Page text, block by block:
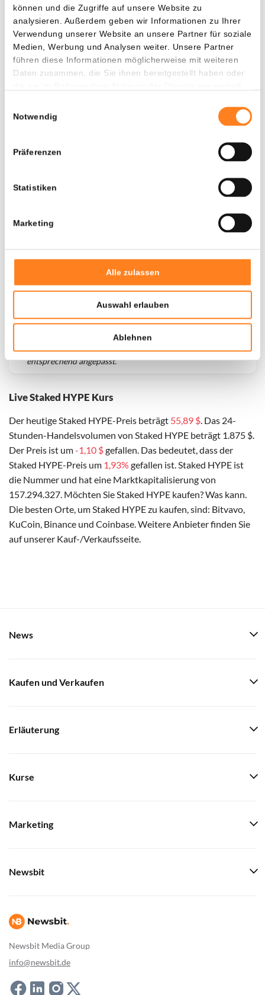
können und die Zugriffe auf unsere Website zu
analysieren. Außerdem geben wir Informationen zu Ihrer
Verwendung unserer Website an unsere Partner für soziale
Medien, Werbung und Analysen weiter. Unsere Partner
führen diese Informationen möglicherweise mit weiteren
Daten zusammen, die Sie ihnen bereitgestellt haben oder
Notwendig
Präferenzen
Statistiken
Marketing
Alle zulassen
Auswahl erlauben
Ablehnen
Live Staked HYPE Kurs
Der heutige Staked HYPE-Preis beträgt 55,89 $. Das 24-
Stunden-Handelsvolumen von Staked HYPE beträgt 1.875 $.
Der Preis ist um-1,10 $gefallen. Das bedeutet, dass der
Staked HYPE-Preis um 1,93% gefallen ist. Staked HYPE ist
die Nummer und hat eine Marktkapitalisierung von
157.294.327. Möchten Sie Staked HYPE kaufen? Was kann.
Die besten Orte, um Staked HYPE zu kaufen, sind: Bitvavo,
KuCoin, Binance und Coinbase. Weitere Anbieter finden Sie
auf unserer Kauf-/Verkaufsseite.
Zie hoeveel waarde je vandaag zou hebben als
je dollar-cost averaging had toegepast op
verschillende cryptocurrencies.
Hätte investiert In
$
+ 74,77%
haben wir historische Daten seit
2025, das hypothetische erste Investitionsdatum wurde
entsprechend angepasst.
Newsbit Media Group
info@newsbit.de
News
Kaufen und Verkaufen
Erläuterung
Kurse
Marketing
Newsbit